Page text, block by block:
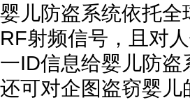
婴儿防盗系统依托
RF射频信号，且对
一ID信息给婴儿防
还可对企图盗窃婴